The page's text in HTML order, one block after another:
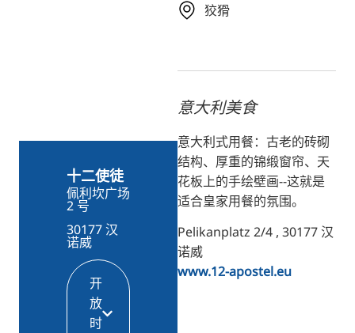
狡猾
意大利美食
意大利式用餐：古老的砖砌
结构、厚重的锦缎窗帘、天
花板上的手绘壁画--这就是
适合皇家用餐的氛围。
Pelikanplatz 2/4 , 30177 汉
诺威
www.12-apostel.eu
十二使徒
佩利坎广场
2 号
30177 汉
诺威
开
放
时